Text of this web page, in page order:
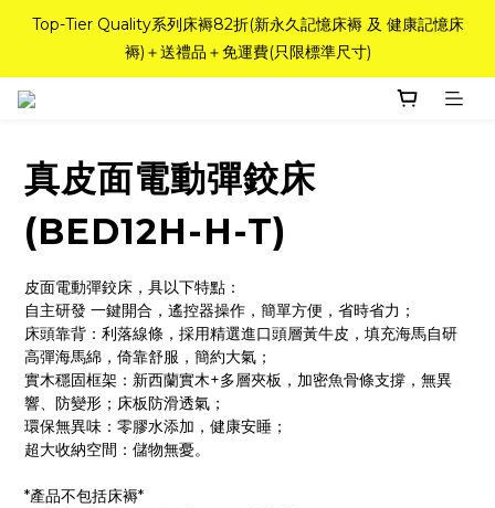
如需訂造特別尺寸床褥，請聯繫海馬牌Outlet客服 WhatsApp
98842008！
Top-Tier Quality系列床褥82折(新永久記憶床褥 及 健康記憶床
褥)＋送禮品＋免運費(只限標準尺寸)
如需訂造特別尺寸床褥，請聯繫海馬牌Outlet客服 WhatsApp
真皮面電動彈鉸床
(BED12H-H-T)
皮面電動彈鉸床，具以下特點：
自主研發 一鍵開合，遙控器操作，簡單方便，省時省力；
床頭靠背：利落線條，採用精選進口頭層黃牛皮，填充海馬自研
高彈海馬綿，倚靠舒服，簡約大氣；
實木穩固框架：新西蘭實木+多層夾板，加密魚骨條支撐，無異
響、防變形；床板防滑透氣；
環保無異味：零膠水添加，健康安睡；
超大收納空間：儲物無憂。
*產品不包括床褥*